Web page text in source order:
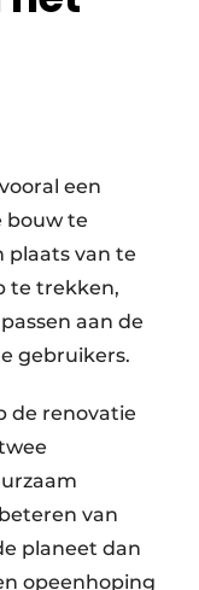
een
bouw te
plaats van te
te trekken,
aan de
gebruikers.
de renovatie
van
planeet dan
opeenhoping